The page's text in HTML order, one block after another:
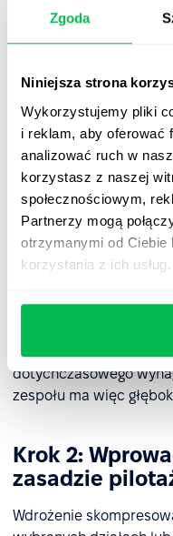
Zgoda
Niniejsza strona
Wykorzystujemy pliki
i reklam, aby oferować
analizować ruch w
korzystasz z naszej
społecznościowym,
Partnerzy mogą
otrzymanymi od
korzystania z ich usług.
pracy?
Wprowadzenie
Krok 1:
Rozmowy z
potrzeby i ocenić
zapytać również
wykorzystując do tego
Rynkowych i
czterodniowego
dotychczasowego
zespołu ma więc
Krok 2:
zasadzie
Wdrożenie